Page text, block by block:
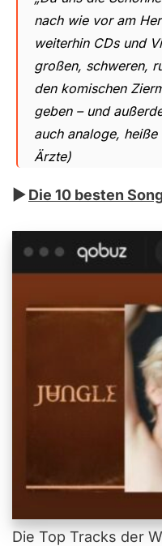
nach wie vor am
weiterhin CDs und
großen, schweren,
den komischen
geben – und
auch analoge,
Ärzte)
▶︎Die 10 besten
Die Top Tracks der